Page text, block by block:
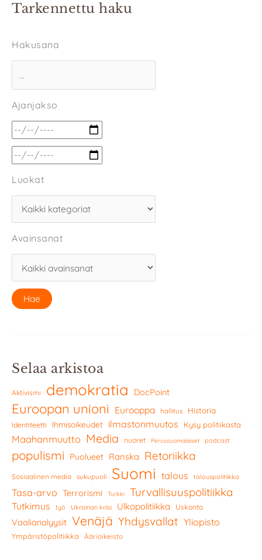
Tarkennettu haku
Hakusana
Ajanjakso
Luokat
Avainsanat
Selaa arkistoa
Aktivismi demokratia DocPoint
Euroopan unioni Eurooppa hallitus Historia
Identiteetti Ihmisoikeudet ilmastonmuutos Kysy politiikasta
Maahanmuutto Media nuoret Perussuomalaiset podcast
populismi Puolueet Ranska Retoriikka
Sosiaalinen media sukupuoli Suomi talous talouspolitiikka
Tasa-arvo Terrorismi Turkki Turvallisuuspolitiikka
Tutkimus työ Ukrainan kriisi Ulkopolitiikka Uskonto
Vaalianalyysit Venäjä Yhdysvallat Yliopisto
Ympäristöpolitiikka Äärioikeisto